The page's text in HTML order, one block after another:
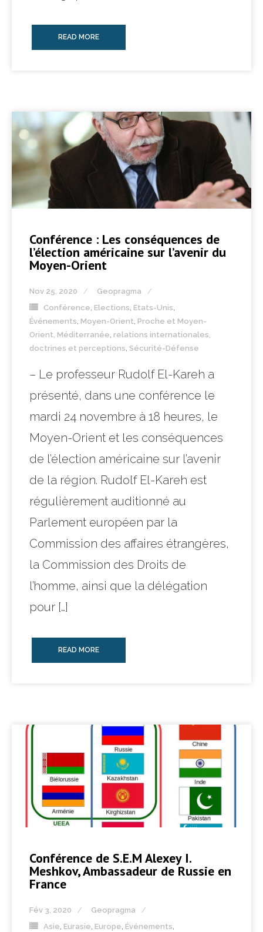
READ MORE
Conférence : Les conséquences de
l’élection américaine sur l’avenir du
Moyen-Orient
Nov 25, 2020
Geopragma
Conférence, Elections, Etats-Unis,
Événements, Moyen-Orient, Proche et Moyen-
Orient, Méditerranée, relations internationales,
doctrines et perceptions, Sécurité-Défense
– Le professeur Rudolf El-Kareh a
présenté, dans une conférence le
mardi 24 novembre à 18 heures, le
Moyen-Orient et les conséquences
de l’élection américaine sur l’avenir
de la région. Rudolf El-Kareh est
régulièrement auditionné au
Parlement européen par la
Commission des affaires étrangères,
la Commission des Droits de
l’homme, ainsi que la délégation
pour […]
READ MORE
Conférence de S.E.M Alexey I.
Meshkov, Ambassadeur de Russie en
France
Fév 3, 2020
Geopragma
Asie, Eurasie, Europe, Événements,